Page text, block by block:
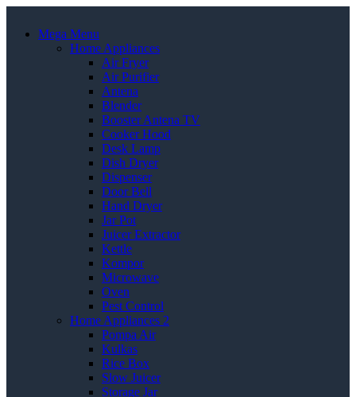
Mega Menu
Home Appliances
Air Fryer
Air Purifier
Antena
Blender
Booster Antena TV
Cooker Hood
Desk Lamp
Dish Dryer
Dispenser
Door Bell
Hand Dryer
Jar Pot
Juicer Extractor
Kettle
Kompor
Microwave
Oven
Pest Control
Home Appliances 2
Pompa Air
Kulkas
Rice Box
Slow Juicer
Storage Jar